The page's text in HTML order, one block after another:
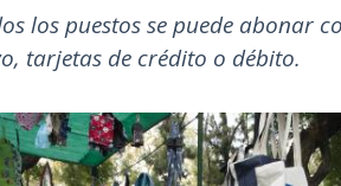
los puestos se puede abonar
tarjetas de crédito o débito.